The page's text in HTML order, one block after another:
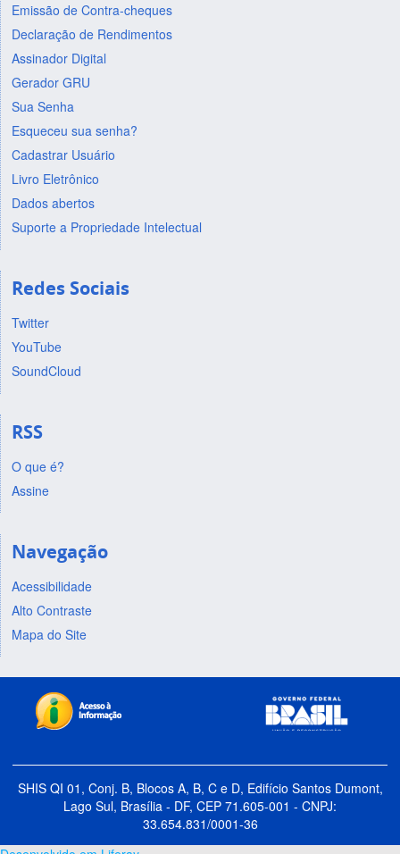
Emissão de Contra-cheques
Declaração de Rendimentos
Assinador Digital
Gerador GRU
Sua Senha
Esqueceu sua senha?
Cadastrar Usuário
Livro Eletrônico
Dados abertos
Suporte a Propriedade Intelectual
Redes Sociais
Twitter
YouTube
SoundCloud
RSS
O que é?
Assine
Navegação
Acessibilidade
Alto Contraste
Mapa do Site
SHIS QI 01, Conj. B, Blocos A, B, C e D, Edifício Santos Dumont,
Lago Sul, Brasília - DF, CEP 71.605-001 - CNPJ:
33.654.831/0001-36